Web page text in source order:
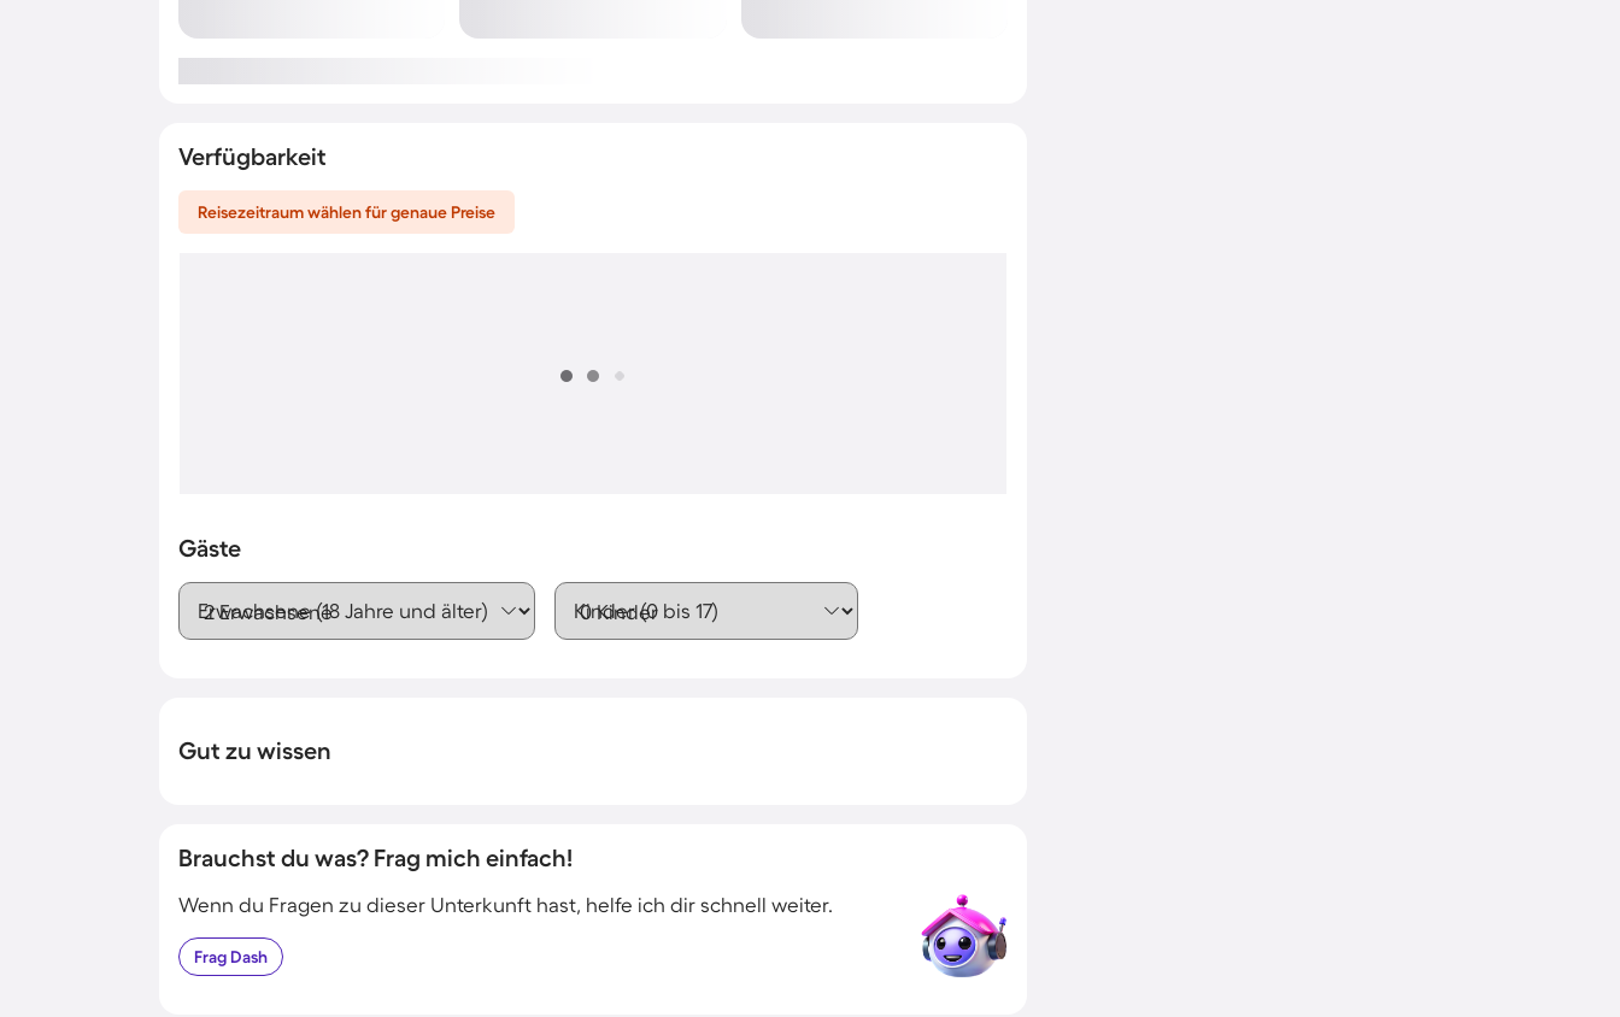
Verfügbarkeit
Reisezeitraum wählen für genaue Preise
Gäste
Erwachsene (18 Jahre und älter) Kinder (0 bis 17)
Gut zu wissen
Brauchst du was? Frag mich einfach!
Wenn du Fragen zu dieser Unterkunft hast, helfe ich dir schnell weiter.
FragDash